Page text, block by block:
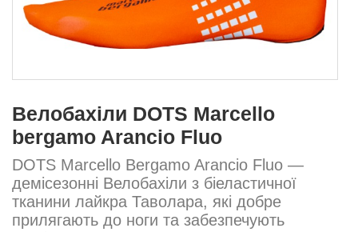
Велобахіли DOTS Marcello
bergamo Arancio Fluo
DOTS Marcello Bergamo Arancio Fluo —
демісезонні Велобахіли з біеластичної
тканини лайкра Таволара, які добре
прилягають до ноги та забезпечують